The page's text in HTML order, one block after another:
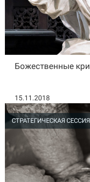
Божественные
15.11.2018
СТРАТЕГИЧЕСКАЯ СЕССИЯ